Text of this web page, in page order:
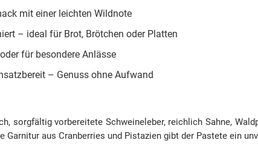
mit einer leichten Wildnote
– ideal für Brot, Brötchen oder Platten
für besondere Anlässe
– Genuss ohne Aufwand
sorgfältig vorbereitete Schweineleber, reichlich Sahne,
aus Cranberries und Pistazien gibt der Pastete ein